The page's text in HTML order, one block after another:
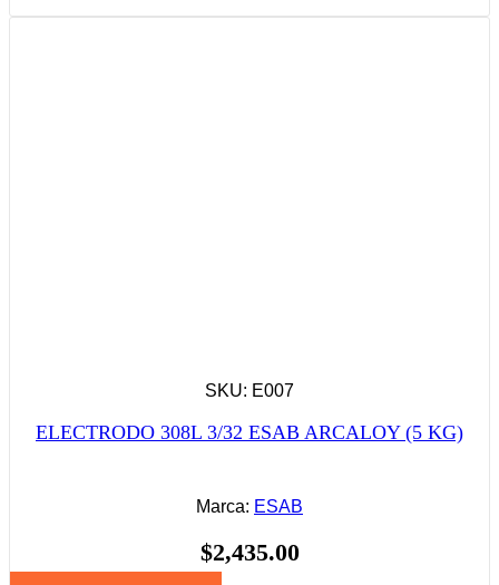
SKU: E007
ELECTRODO 308L 3/32 ESAB ARCALOY (5 KG)
Marca: ESAB
$2,435.00